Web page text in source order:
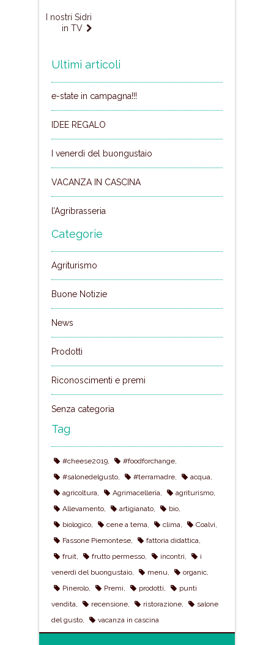
I nostri Sidri
in TV
Ultimi articoli
e-state in campagna!!!
IDEE REGALO
I venerdì del buongustaio
VACANZA IN CASCINA
l’Agribrasseria
Categorie
Agriturismo
Buone Notizie
News
Prodotti
Riconoscimenti e premi
Senza categoria
Tag
#cheese2019
#foodforchange
#salonedelgusto
#terramadre
acqua
agricoltura
Agrimacelleria
agriturismo
Allevamento
artigianato
bio
biologico
cene a tema clima
Coalvi
Fassone Piemontese
fattoria didattica
fruit
frutto permesso incontri
i
venerdì del buongustaio
menu
organic
Pinerolo
Premi prodotti
punti
vendita
recensione ristorazione
salone
del gusto
vacanza in cascina